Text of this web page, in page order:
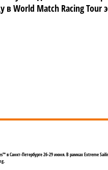
World Match Racing
Санкт-Петербурге 26-29 июня. В рамках Extreme